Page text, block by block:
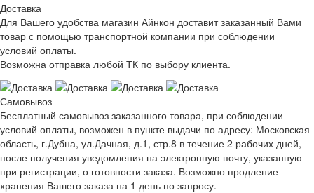
Доставка
Для Вашего удобства магазин Айнкон доставит заказанный Вами
товар с помощью транспортной компании при соблюдении
условий оплаты.
Возможна отправка любой ТК по выбору клиента.
Самовывоз
Бесплатный самовывоз заказанного товара, при соблюдении
условий оплаты, возможен в пункте выдачи по адресу: Московская
область, г.Дубна, ул.Дачная, д.1, стр.8 в течение 2 рабочих дней,
после получения уведомления на электронную почту, указанную
при регистрации, о готовности заказа. Возможно продление
хранения Вашего заказа на 1 день по запросу.